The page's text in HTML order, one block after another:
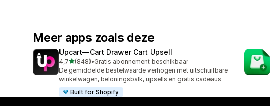
Meer apps zoals deze
Upcart—Cart Drawer Cart Upsell
4,7van 5 sterren
(848)
848 recensies in totaal
•Gratis abonnement beschikbaar
De gemiddelde bestelwaarde verhogen met uitschuifbare
winkelwagen, beloningsbalk, upsells en gratis cadeaus
Built for Shopify